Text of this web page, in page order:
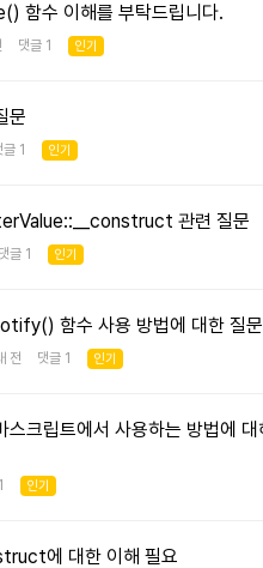
함수 이해를 부탁드립니다.
댓글 1 인기
문
글 1 인기
관련 질문
글 1 인기
함수 사용 방법에 대한 질문
전 댓글 1 인기
크립트에서 사용하는 방법에 대
1 인기
에 대한 이해 필요